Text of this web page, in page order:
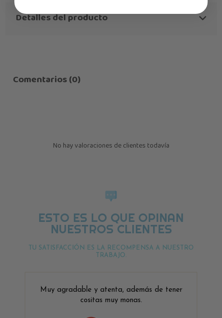
Detalles del producto
Comentarios (0)
No hay valoraciones de clientes todavía
ESTO ES LO QUE OPINAN
NUESTROS CLIENTES
TU SATISFACCIÓN ES LA RECOMPENSA A NUESTRO
TRABAJO.
Muy agradable y atenta, además de tener
cositas muy monas.